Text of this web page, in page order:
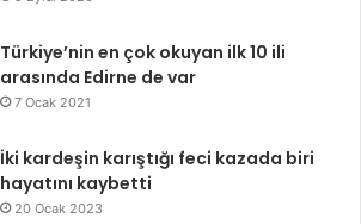
Türkiye’nin en çok okuyan ilk 10 ili
arasında Edirne de var
7 Ocak 2021
İki kardeşin karıştığı feci kazada biri
hayatını kaybetti
20 Ocak 2023